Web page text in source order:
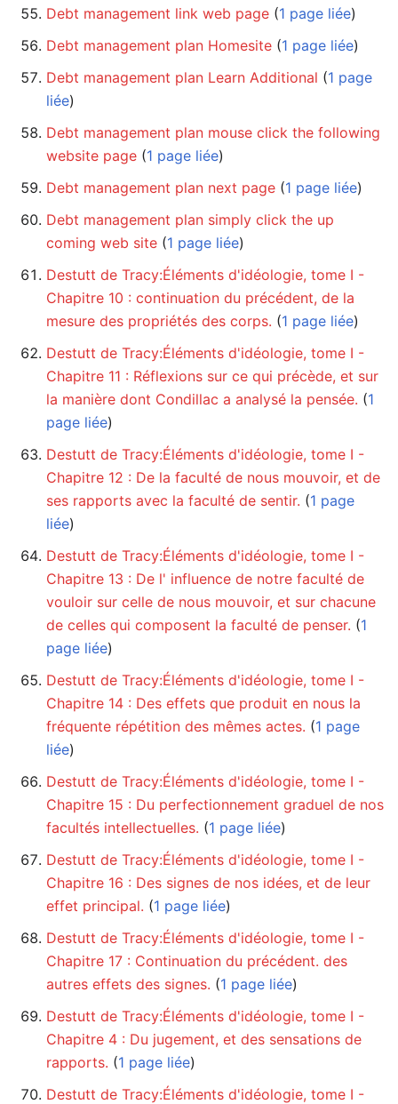
Debt management link web page ‏‎ (1 page liée)
Debt management plan Homesite ‏‎ (1 page liée)
Debt management plan Learn Additional ‏‎ (1 page
liée)
Debt management plan mouse click the following
website page ‏‎ (1 page liée)
Debt management plan next page ‏‎ (1 page liée)
Debt management plan simply click the up
coming web site ‏‎ (1 page liée)
Destutt de Tracy:Éléments d'idéologie, tome I -
Chapitre 10 : continuation du précédent, de la
mesure des propriétés des corps. ‏‎ (1 page liée)
Destutt de Tracy:Éléments d'idéologie, tome I -
Chapitre 11 : Réflexions sur ce qui précède, et sur
la manière dont Condillac a analysé la pensée. ‏‎ (1
page liée)
Destutt de Tracy:Éléments d'idéologie, tome I -
Chapitre 12 : De la faculté de nous mouvoir, et de
ses rapports avec la faculté de sentir. ‏‎ (1 page
liée)
Destutt de Tracy:Éléments d'idéologie, tome I -
Chapitre 13 : De l' influence de notre faculté de
vouloir sur celle de nous mouvoir, et sur chacune
de celles qui composent la faculté de penser. ‏‎ (1
page liée)
Destutt de Tracy:Éléments d'idéologie, tome I -
Chapitre 14 : Des effets que produit en nous la
fréquente répétition des mêmes actes. ‏‎ (1 page
liée)
Destutt de Tracy:Éléments d'idéologie, tome I -
Chapitre 15 : Du perfectionnement graduel de nos
facultés intellectuelles. ‏‎ (1 page liée)
Destutt de Tracy:Éléments d'idéologie, tome I -
Chapitre 16 : Des signes de nos idées, et de leur
effet principal. ‏‎ (1 page liée)
Destutt de Tracy:Éléments d'idéologie, tome I -
Chapitre 17 : Continuation du précédent. des
autres effets des signes. ‏‎ (1 page liée)
Destutt de Tracy:Éléments d'idéologie, tome I -
Chapitre 4 : Du jugement, et des sensations de
rapports. ‏‎ (1 page liée)
Destutt de Tracy:Éléments d'idéologie, tome I -